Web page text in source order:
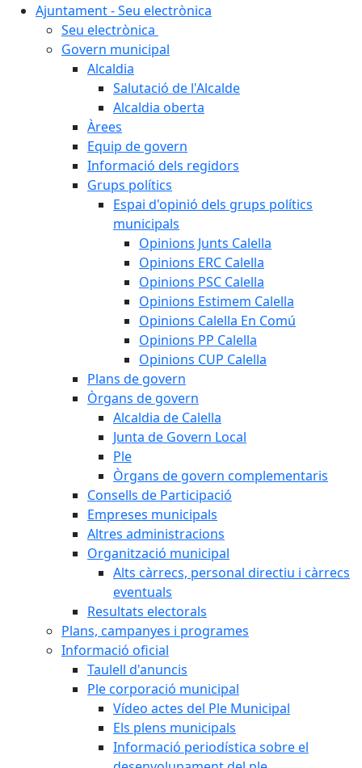
Ajuntament - Seu electrònica
Seu electrònica
Govern municipal
Alcaldia
Salutació de l'Alcalde
Alcaldia oberta
Àrees
Equip de govern
Informació dels regidors
Grups polítics
Espai d'opinió dels grups polítics
municipals
Opinions Junts Calella
Opinions ERC Calella
Opinions PSC Calella
Opinions Estimem Calella
Opinions Calella En Comú
Opinions PP Calella
Opinions CUP Calella
Plans de govern
Òrgans de govern
Alcaldia de Calella
Junta de Govern Local
Ple
Òrgans de govern complementaris
Consells de Participació
Empreses municipals
Altres administracions
Organització municipal
Alts càrrecs, personal directiu i càrrecs
eventuals
Resultats electorals
Plans, campanyes i programes
Informació oficial
Taulell d'anuncis
Ple corporació municipal
Vídeo actes del Ple Municipal
Els plens municipals
Informació periodística sobre el